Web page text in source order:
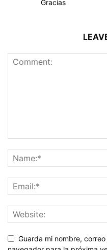
Gracias
Guarda mi nombre,